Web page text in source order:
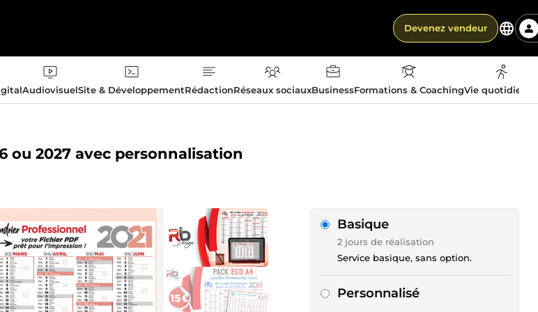
Devenez vendeur
AudiovisuelSite & DéveloppementRédactionRéseaux sociauxBusinessFormations & CoachingVie
ou 2027 avec personnalisation
Basique
2 jours de réalisation
Service basique, sans option.
Personnalisé